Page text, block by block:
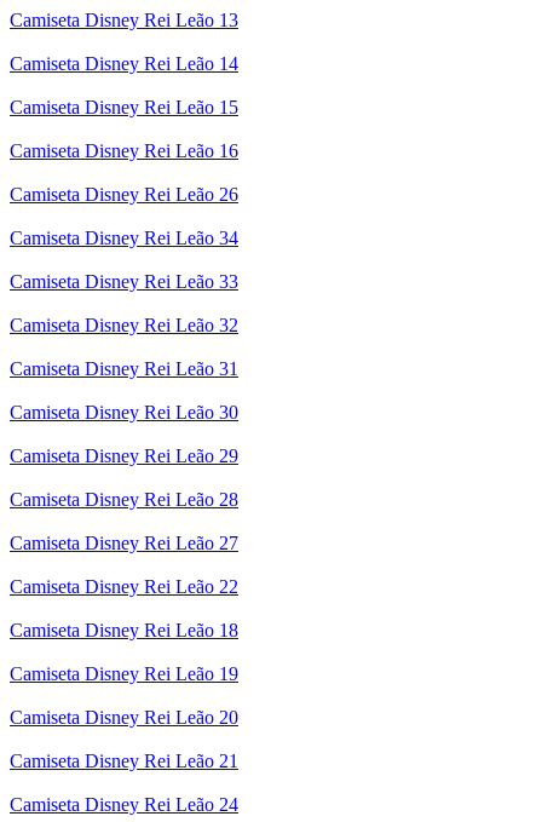
Camiseta Disney Rei Leão 13
Camiseta Disney Rei Leão 14
Camiseta Disney Rei Leão 15
Camiseta Disney Rei Leão 16
Camiseta Disney Rei Leão 26
Camiseta Disney Rei Leão 34
Camiseta Disney Rei Leão 33
Camiseta Disney Rei Leão 32
Camiseta Disney Rei Leão 31
Camiseta Disney Rei Leão 30
Camiseta Disney Rei Leão 29
Camiseta Disney Rei Leão 28
Camiseta Disney Rei Leão 27
Camiseta Disney Rei Leão 22
Camiseta Disney Rei Leão 18
Camiseta Disney Rei Leão 19
Camiseta Disney Rei Leão 20
Camiseta Disney Rei Leão 21
Camiseta Disney Rei Leão 24